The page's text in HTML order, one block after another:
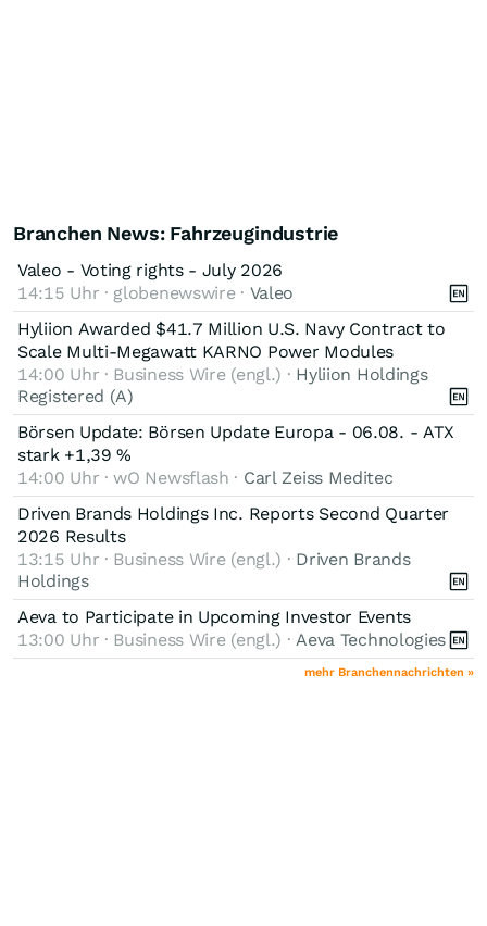
Branchen News: Fahrzeugindustrie
Valeo - Voting rights - July 2026
14:15 Uhr · globenewswire · Valeo
Hyliion Awarded $41.7 Million U.S. Navy Contract to
Scale Multi-Megawatt KARNO Power Modules
14:00 Uhr · Business Wire (engl.) · Hyliion Holdings
Registered (A)
Börsen Update: Börsen Update Europa - 06.08. - ATX
stark +1,39 %
14:00 Uhr · wO Newsflash · Carl Zeiss Meditec
Driven Brands Holdings Inc. Reports Second Quarter
2026 Results
13:15 Uhr · Business Wire (engl.) · Driven Brands
Holdings
Aeva to Participate in Upcoming Investor Events
13:00 Uhr · Business Wire (engl.) · Aeva Technologies
mehr Branchennachrichten »